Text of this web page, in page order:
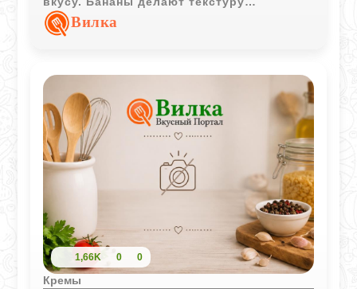
кремовой, а изюм добавляет приятную
сладость и насыщенность.
Вилка
1,66K 0 0
Кремы